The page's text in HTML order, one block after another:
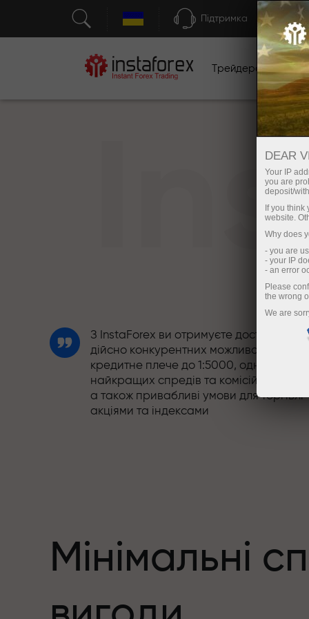
Підтримка
Трейдерам
З InstaForex ви отримуєте доступ до
дійсно конкурентних можливостей:
кредитне плече до 1:5000, одні з
найкращих спредів та комісій на ринку,
а також привабливі умови для торгівлі
акціями та індексами
додає елементи драйву та дисципліни
Мінімальні
DEAR
Your IP
you are
deposit/
If you
website.
Why does
- you are
- your IP
- an error
Please
the wrong
We are